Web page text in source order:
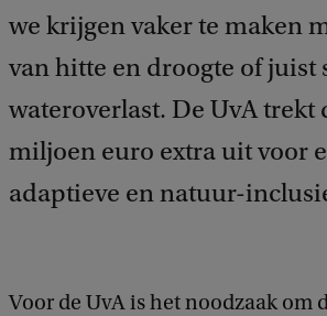
we krijgen vaker te maken
van hitte en droogte of juist
wateroverlast. De UvA trekt
miljoen euro extra uit voor
adaptieve en natuur-
Voor de UvA is het noodzaak om